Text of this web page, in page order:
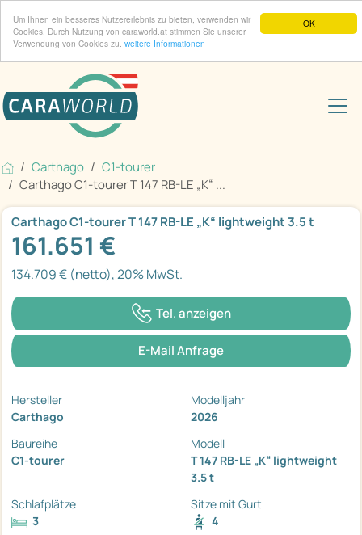
OK
Um Ihnen ein besseres Nutzererlebnis zu bieten, verwenden wir
Cookies. Durch Nutzung von caraworld.at stimmen Sie unserer
Verwendung von Cookies zu. weitere Informationen
Carthago
C1-tourer
Carthago C1-tourer T 147 RB-LE „K“ ...
Carthago C1-tourer T 147 RB-LE „K“ lightweight 3.5 t
161.651 €
134.709 € (netto), 20% MwSt.
Tel. anzeigen
E-Mail Anfrage
Hersteller
Carthago
Modelljahr
2026
Baureihe
C1-tourer
Modell
T 147 RB-LE „K“ lightweight
3.5 t
Schlafplätze
3
Sitze mit Gurt
4